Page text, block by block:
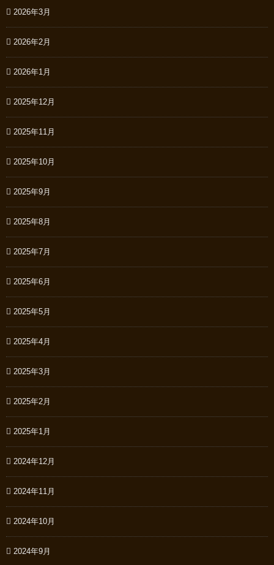
2026年3月
2026年2月
2026年1月
2025年12月
2025年11月
2025年10月
2025年9月
2025年8月
2025年7月
2025年6月
2025年5月
2025年4月
2025年3月
2025年2月
2025年1月
2024年12月
2024年11月
2024年10月
2024年9月